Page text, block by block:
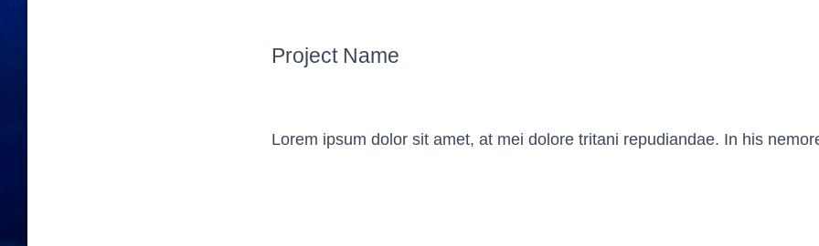
Project Name
Lorem ipsum dolor sit amet, at mei dolore tritani repudiandae. In his